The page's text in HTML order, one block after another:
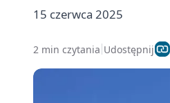
15 czerwca 2025
2 min czytania Udostępnij